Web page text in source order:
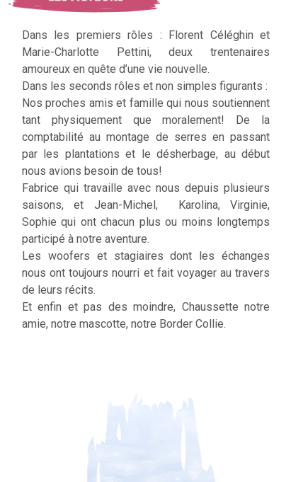
Dans les premiers rôles : Florent Céléghin et
Marie-Charlotte Pettini, deux trentenaires
amoureux en quête d’une vie nouvelle.
Dans les seconds rôles et non simples figurants :
Nos proches amis et famille qui nous soutiennent
tant physiquement que moralement! De la
comptabilité au montage de serres en passant
par les plantations et le désherbage, au début
nous avions besoin de tous!
Fabrice qui travaille avec nous depuis plusieurs
saisons, et Jean-Michel, Karolina, Virginie,
Sophie qui ont chacun plus ou moins longtemps
participé à notre aventure.
Les woofers et stagiaires dont les échanges
nous ont toujours nourri et fait voyager au travers
de leurs récits.
Et enfin et pas des moindre, Chaussette notre
amie, notre mascotte, notre Border Collie.